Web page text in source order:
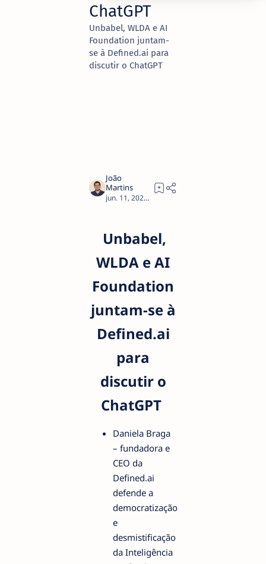
ChatGPT
Unbabel, WLDA e AI
Foundation juntam-
se à Defined.ai para
discutir o ChatGPT
Unbabel,
WLDA e AI
Foundation
juntam-se à
Defined.ai
para
discutir o
ChatGPT
Daniela Braga
– fundadora e
CEO da
Defined.ai
defende a
democratização
e
desmistificação
da Inteligência